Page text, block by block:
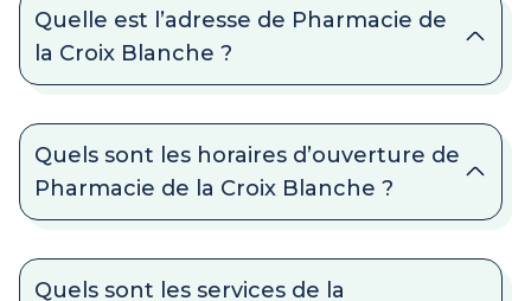
Quelle est l’adresse de Pharmacie de
la Croix Blanche ?
Quels sont les horaires d’ouverture de
Pharmacie de la Croix Blanche ?
Quels sont les services de la